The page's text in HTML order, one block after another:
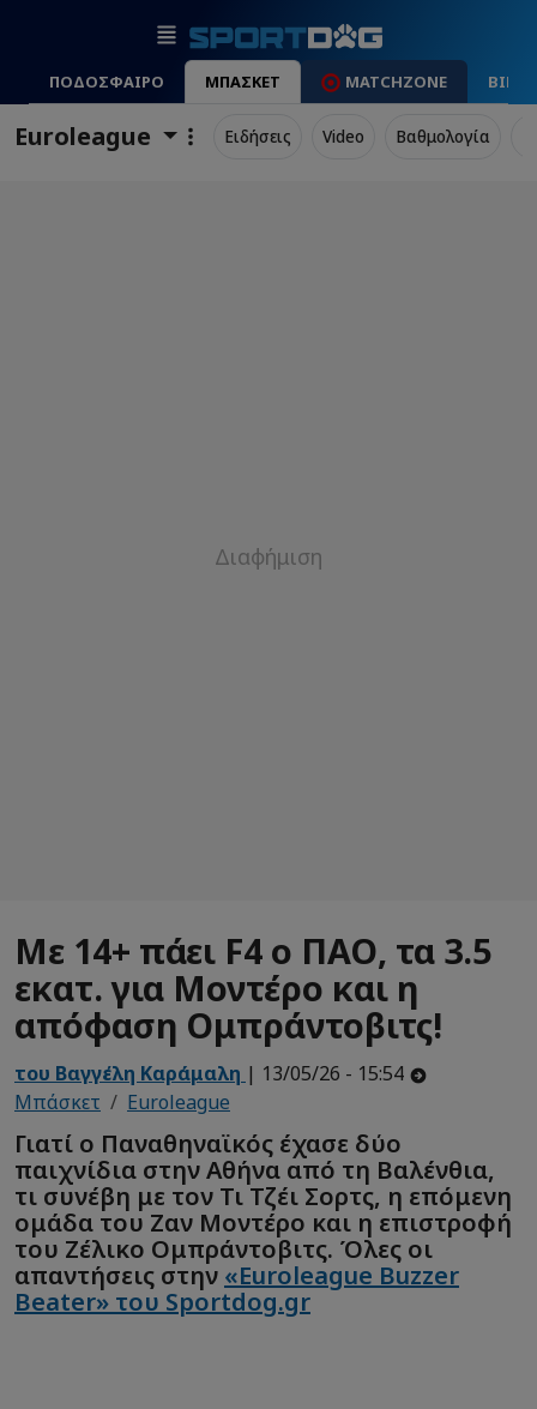
ΠΟΔΟΣΦΑΙΡΟ ΜΠΑΣΚΕΤ MATCHZONE
Euroleague Ειδήσεις Video Βαθμολογία
Με 14+ πάει F4 ο ΠΑΟ, τα 3.5
εκατ. για Μοντέρο και η
απόφαση Ομπράντοβιτς!
του Βαγγέλη Καράμαλη | 13/05/26 - 15:54
Μπάσκετ
Euroleague
Γιατί ο Παναθηναϊκός έχασε δύο
παιχνίδια στην Αθήνα από τη Βαλένθια,
τι συνέβη με τον Τι Τζέι Σορτς, η επόμενη
ομάδα του Ζαν Μοντέρο και η επιστροφή
του Ζέλικο Ομπράντοβιτς. Όλες οι
απαντήσεις στην «Euroleague Buzzer
Beater» του Sportdog.gr